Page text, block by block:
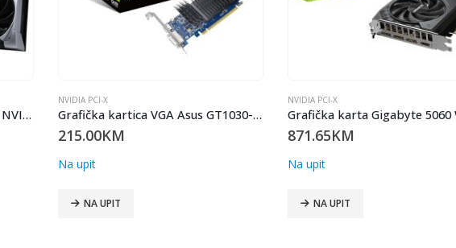
Grafička kartica VGA Asus GT1030-SL-2G-BRK
NVIDIA PCI-X
Grafička karta Gigabyte 5060 Windforce MAX OC 8GB GDDR7, 128-bit, 3x DP, 1x HDMI
871.65KM
Na upit
NA UPIT
NVIDIA PCI-X
695.00KM
Na upit
NA UPIT